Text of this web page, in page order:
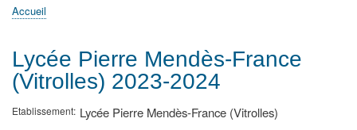
Accueil
ActualitésMATh.en.JEANS ?
Régions et Ateliers
Créer, gérer un atelier
Sujets/Publications
Congrès
d'Ariane
Accueil
Lycée Pierre Mendès-France
(Vitrolles) 2023-2024
Etablissement Lycée Pierre Mendès-France (Vitrolles)